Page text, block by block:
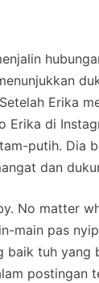
Erika
Erika di
putih. Dia
dan
No matter
main pas
baik tuh yang
postingan